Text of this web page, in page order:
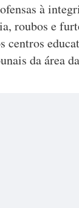
à
roubos e
centros
da área